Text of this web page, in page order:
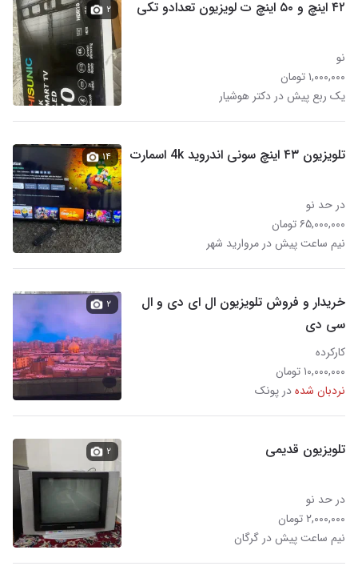
۴۲ اینچ و ۵۰ اینچ ت لویزیون تعدادو تکی
نو
۱,۰۰۰,۰۰۰ تومان
یک ربع پیش در دکتر هوشیار
۲
تلویزیون ۴۳ اینچ سونی اندروید 4k اسمارت
در حد نو
۶۵,۰۰۰,۰۰۰ تومان
نیم ساعت پیش در مروارید شهر
۱۴
خریدار و فروش تلویزیون ال ای دی و ال
سی دی
کارکرده
۱۰,۰۰۰,۰۰۰ تومان
نردبان شدهدر پونک
۲
تلویزیون قدیمی
در حد نو
۲,۰۰۰,۰۰۰ تومان
نیم ساعت پیش در گرگان
۲